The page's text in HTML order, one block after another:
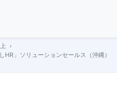
」ソリューションセールス（沖縄）